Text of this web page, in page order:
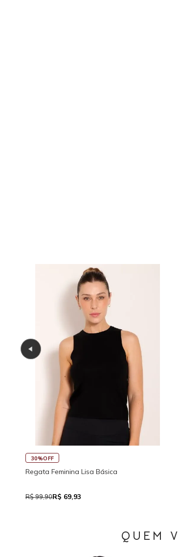
Visco Saia Curta Reta com Cós
R$ 69,00
QUEM